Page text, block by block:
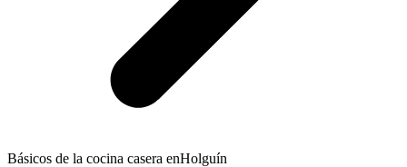
Básicos de la cocina casera enHolguín